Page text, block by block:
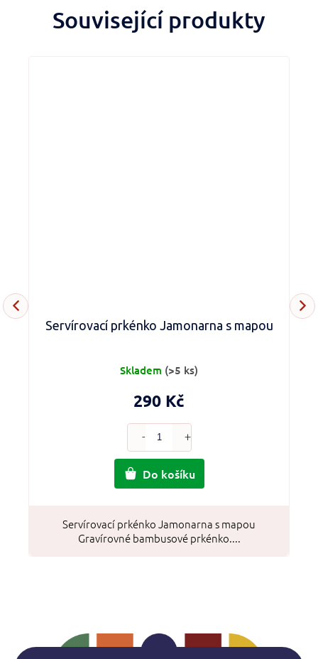
Související produkty
Servírovací prkénko Jamonarna s mapou
290 Kč
Do košíku
Servírovací prkénko Jamonarna s mapou
Gravírovné bambusové prkénko....
Skladem (>5 ks)